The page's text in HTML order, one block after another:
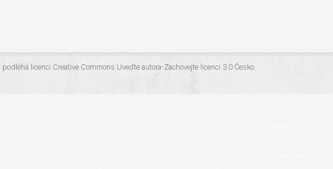
podléhá licenci Creative Commons Uveďte autora-Zachovejte licenci 3.0 Česko.